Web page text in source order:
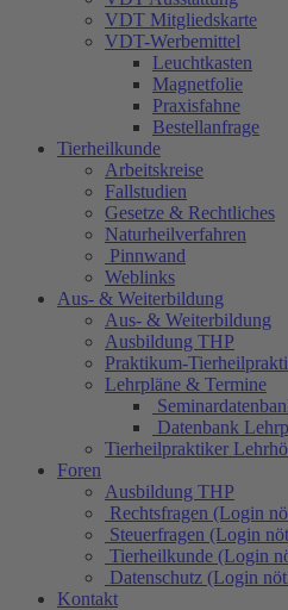
VDT Mitgliedskarte
VDT-Werbemittel
Leuchtkasten
Magnetfolie
Praxisfahne
Bestellanfrage
Tierheilkunde
Arbeitskreise
Fallstudien
Gesetze & Rechtliches
Naturheilverfahren
Pinnwand
Weblinks
Aus- & Weiterbildung
Aus- & Weiterbildung
Ausbildung THP
Praktikum-
Lehrpläne & Termine
Datenbank
Tierheilpraktiker
Foren
Ausbildung THP
Rechtsfragen (Login
Steuerfragen (Login
Tierheilkunde (Login
Datenschutz (Login
Kontakt